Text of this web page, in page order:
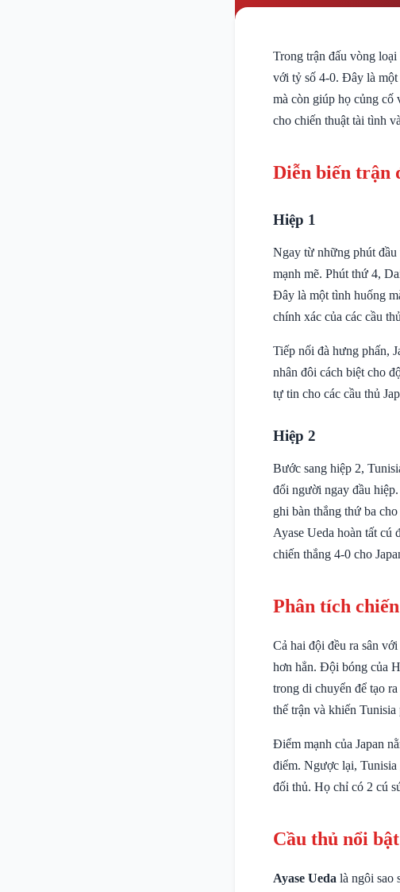
Trong trận đấu vòng
với tỷ số 4-0. Đây là một
mà còn giúp họ củng cố
cho chiến thuật tài tình
Diễn biến trận
Hiệp 1
Ngay từ những phút đầu
mạnh mẽ. Phút thứ 4,
Đây là một tình huống
chính xác của các cầu
Tiếp nối đà hưng phấn,
nhân đôi cách biệt cho
tự tin cho các cầu thủ
Hiệp 2
Bước sang hiệp 2,
đổi người ngay đầu
ghi bàn thắng thứ ba
Ayase Ueda hoàn tất cú
chiến thắng 4-0 cho
Phân tích
Cả hai đội đều ra sân
hơn hẳn. Đội bóng của
trong di chuyển để tạo
thế trận và khiến
Điểm mạnh của Japan
điểm. Ngược lại,
đối thủ. Họ chỉ có 2 cú
Cầu thủ nổi bật
Ayase Ueda là ngôi sao